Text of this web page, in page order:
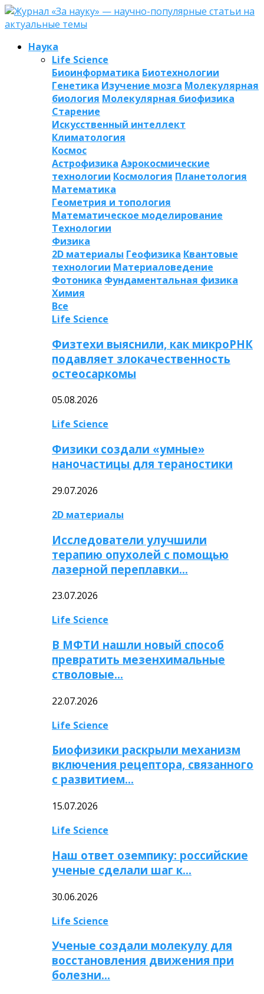
Наука
Life Science
Биоинформатика Биотехнологии
Генетика Изучение мозга Молекулярная
биология Молекулярная биофизика
Старение
Искусственный интеллект
Климатология
Космос
Астрофизика Аэрокосмические
технологии Космология Планетология
Математика
Геометрия и топология
Математическое моделирование
Технологии
Физика
2D материалы Геофизика Квантовые
технологии Материаловедение
Фотоника Фундаментальная физика
Химия
Все
Life Science
Физтехи выяснили, как микроРНК
подавляет злокачественность
остеосаркомы
05.08.2026
Life Science
Физики создали «умные»
наночастицы для тераностики
29.07.2026
2D материалы
Исследователи улучшили
терапию опухолей с помощью
лазерной переплавки…
23.07.2026
Life Science
В МФТИ нашли новый способ
превратить мезенхимальные
стволовые…
22.07.2026
Life Science
Биофизики раскрыли механизм
включения рецептора, связанного
с развитием…
15.07.2026
Life Science
Наш ответ оземпику: российские
ученые сделали шаг к…
30.06.2026
Life Science
Ученые создали молекулу для
восстановления движения при
болезни…